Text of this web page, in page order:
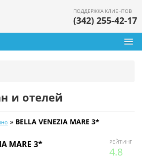
ПОДДЕРЖКА КЛИЕНТОВ
(342) 255-42-17
и отелей
» BELLA VENEZIA MARE 3*
РЕЙТИНГ
4.8
MARE 3*